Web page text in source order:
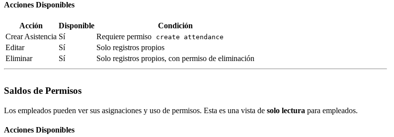
Acciones Disponibles
Acción Disponible
Condición
Crear Asistencia Sí Requiere permiso create attendance
Editar Sí
Solo registros propios
Eliminar
Sí Solo registros propios, con permiso de eliminación
Saldos de Permisos
Los empleados pueden ver sus asignaciones y uso de permisos. Esta es una vista de solo lectura para empleados.
Acciones Disponibles